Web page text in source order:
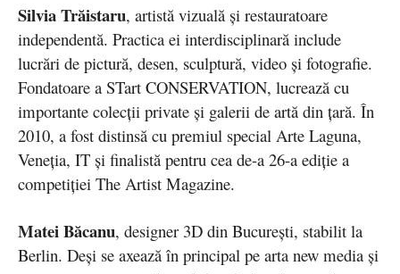
Silvia Trăistaru, artistă vizuală și restauratoare
independentă. Practica ei interdisciplinară include
lucrări de pictură, desen, sculptură, video și fotografie.
Fondatoare a STart CONSERVATION, lucrează cu
importante colecții private și galerii de artă din țară. În
2010, a fost distinsă cu premiul special Arte Laguna,
Veneția, IT și finalistă pentru cea de-a 26-a ediție a
competiției The Artist Magazine.
Matei Băcanu, designer 3D din București, stabilit la
Berlin. Deși se axează în principal pe arta new media și